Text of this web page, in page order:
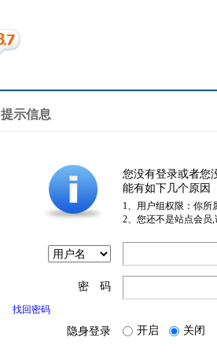
提示信息
您没有登录或者您
能有如下几个原因
1、用户组权限：你所
2、您还不是站点会员
密 码
找回密码
隐身登录 开启 关闭